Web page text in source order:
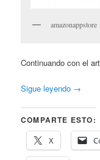
amazonappstore
Continuando con el
Sigue leyendo →
COMPARTE ESTO:
X